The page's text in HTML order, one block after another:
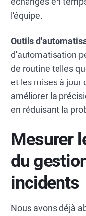
l'équipe.
Outils
d'automatisation
de routine telles
et les mises à jour
améliorer la
en réduisant la
Mesurer
du
incidents
Nous avons déjà